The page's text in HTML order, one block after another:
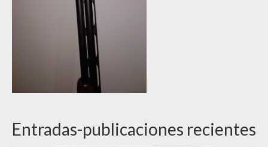
Entradas-publicaciones recientes